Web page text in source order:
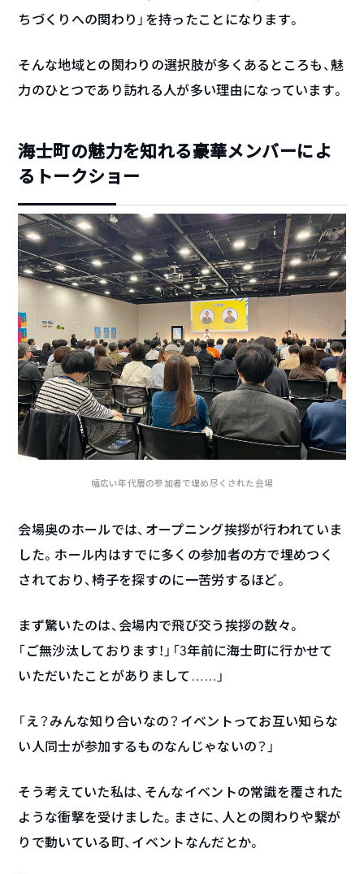
ちづくりへの関わり」を持ったことになります。
そんな地域との関わりの選択肢が多くあるところも、魅
力のひとつであり訪れる人が多い理由になっています。
海士町の魅力を知れる豪華メンバーによ
るトークショー
幅広い年代層の参加者で埋め尽くされた会場
会場奥のホールでは、オープニング挨拶が行われていま
した。ホール内はすでに多くの参加者の方で埋めつく
されており、椅子を探すのに一苦労するほど。
まず驚いたのは、会場内で飛び交う挨拶の数々。
「ご無沙汰しております！」「3年前に海士町に行かせて
いただいたことがありまして……」
「え？みんな知り合いなの？イベントってお互い知らな
い人同士が参加するものなんじゃないの？」
そう考えていた私は、そんなイベントの常識を覆された
ような衝撃を受けました。まさに、人との関わりや繋が
りで動いている町、イベントなんだとか。